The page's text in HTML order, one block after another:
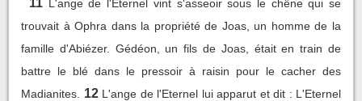
11 L'ange de l'Eternel vint s'asseoir sous le chêne qui se
trouvait à Ophra dans la propriété de Joas, un homme de la
famille d'Abiézer. Gédéon, un fils de Joas, était en train de
battre le blé dans le pressoir à raisin pour le cacher des
Madianites.
12 L'ange de l'Eternel lui apparut et dit : L'Eternel